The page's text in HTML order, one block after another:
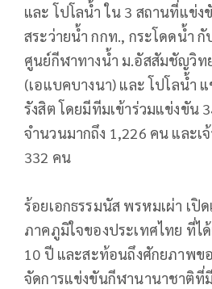
และ โปโลน้ำ ใน 3 สถานที่แข่ง
สระว่ายน้ำ กกท., กระโดดน้ำ
ศูนย์กีฬาทางน้ำ ม.อัสสัมชัญวิท
(เอแบคบางนา) และ โปโลน้ำ
รังสิต โดยมีทีมเข้าร่วมแข่งขัน
จำนวนมากถึง 1,226 คน และ
332 คน
ร้อยเอกธรรมนัส พรหมเผ่า เปิ
ภาคภูมิใจของประเทศไทย ที่ไ
10 ปี และสะท้อนถึงศักยภาพข
จัดการแข่งขันกีฬานานาชาติที่